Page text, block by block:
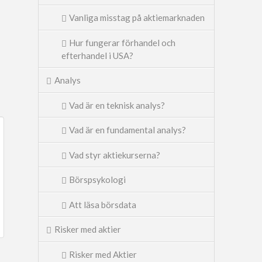
Vanliga misstag på aktiemarknaden
Hur fungerar förhandel och
efterhandel i USA?
Analys
Vad är en teknisk analys?
Vad är en fundamental analys?
Vad styr aktiekurserna?
Börspsykologi
Att läsa börsdata
Risker med aktier
Risker med Aktier